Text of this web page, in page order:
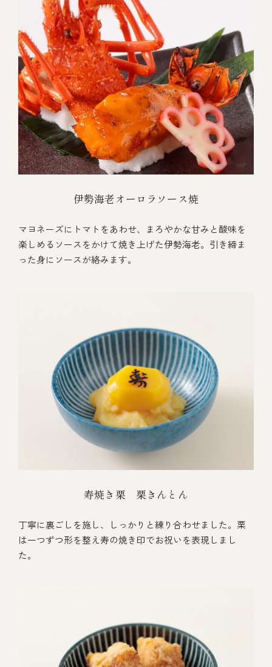
伊勢海老オーロラソース焼
マヨネーズにトマトをあわせ、まろやかな甘みと酸味を
楽しめるソースをかけて焼き上げた伊勢海老。引き締ま
った身にソースが絡みます。
寿焼き栗 栗きんとん
丁寧に裏ごしを施し、しっかりと練り合わせました。栗
は一つずつ形を整え寿の焼き印でお祝いを表現しまし
た。